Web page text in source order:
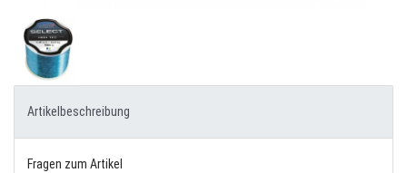
Artikelbeschreibung
Fragen zum Artikel